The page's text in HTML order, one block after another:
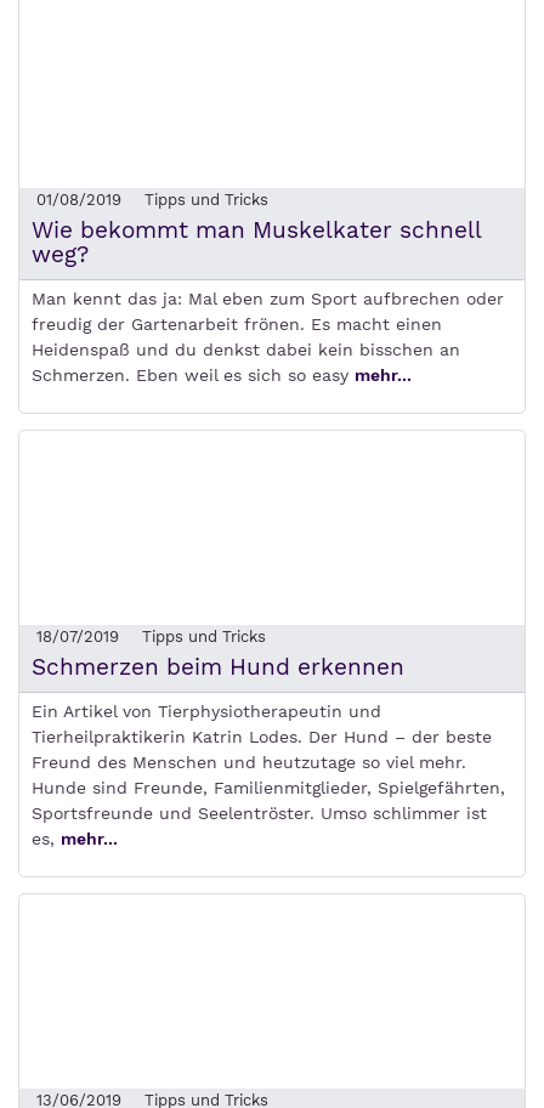
01/08/2019 Tipps und Tricks
Wie bekommt man Muskelkater schnell
weg?
Man kennt das ja: Mal eben zum Sport aufbrechen oder
freudig der Gartenarbeit frönen. Es macht einen
Heidenspaß und du denkst dabei kein bisschen an
Schmerzen. Eben weil es sich so easy mehr...
18/07/2019 Tipps und Tricks
Schmerzen beim Hund erkennen
Ein Artikel von Tierphysiotherapeutin und
Tierheilpraktikerin Katrin Lodes. Der Hund – der beste
Freund des Menschen und heutzutage so viel mehr.
Hunde sind Freunde, Familienmitglieder, Spielgefährten,
Sportsfreunde und Seelentröster. Umso schlimmer ist
es, mehr...
13/06/2019 Tipps und Tricks